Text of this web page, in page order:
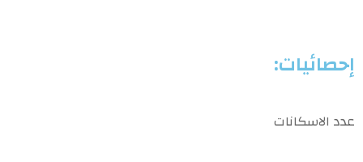
إحصائيات:
عدد الاسكانات